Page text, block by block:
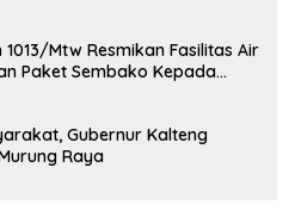
1013/Mtw Resmikan Fasilitas Air
Paket Sembako Kepada
Gubernur Kalteng
Raya